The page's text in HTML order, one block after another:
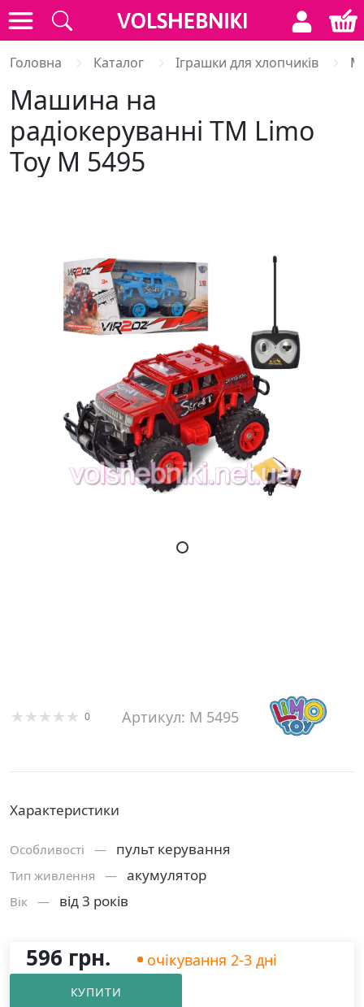
Головна Каталог Іграшки для хлопчиків
Машина на
радіокеруванні ТМ Limo
Toy М 5495
0 Артикул: М 5495
Характеристики
Особливості — пульт керування
Тип живлення — акумулятор
Вік — від 3 років
596 грн. очікування 2-3 дні
КУПИТИ